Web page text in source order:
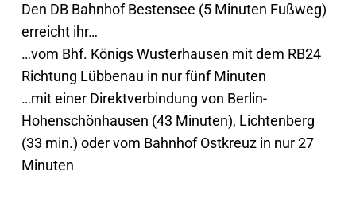
Den DB Bahnhof Bestensee (5 Minuten Fußweg)
erreicht ihr…
…vom Bhf. Königs Wusterhausen mit dem RB24
Richtung Lübbenau in nur fünf Minuten
…mit einer Direktverbindung von Berlin-
Hohenschönhausen (43 Minuten), Lichtenberg
(33 min.) oder vom Bahnhof Ostkreuz in nur 27
Minuten